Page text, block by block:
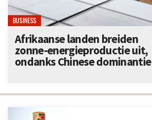
BUSINESS
Afrikaanse landen breiden
zonne-energieproductie uit,
ondanks Chinese dominantie